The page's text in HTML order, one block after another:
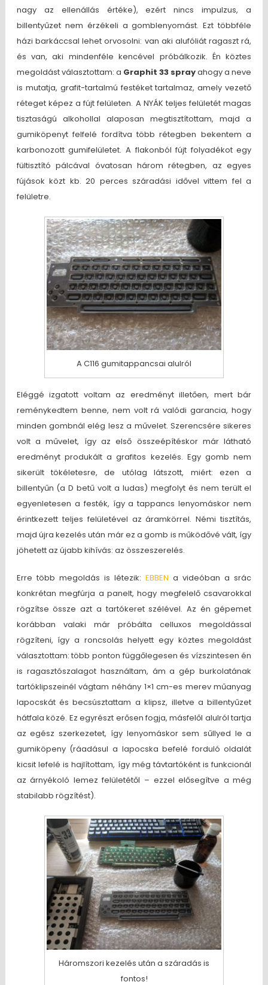
nagy az ellenállás értéke), ezért nincs impulzus, a
billentyűzet nem érzékeli a gomblenyomást. Ezt többféle
házi barkáccsal lehet orvosolni: van aki alufóliát ragaszt rá,
és van, aki mindenféle kencével próbálkozik. Én köztes
megoldást választottam: a Graphit 33 sprayahogy a neve
is mutatja, grafit-tartalmú festéket tartalmaz, amely vezető
réteget képez a fújt felületen. A NYÁK teljes felületét magas
tisztaságú alkohollal alaposan megtisztítottam, majd a
gumiköpenyt felfelé fordítva több rétegben bekentem a
karbonozott gumifelületet. A flakonból fújt folyadékot egy
fültisztító pálcával óvatosan három rétegben, az egyes
fújások közt kb. 20 perces száradási idővel vittem fel a
felületre.
A C116 gumitappancsai alulról
Eléggé izgatott voltam az eredményt illetően, mert bár
reménykedtem benne, nem volt rá valódi garancia, hogy
minden gombnál elég lesz a művelet. Szerencsére sikeres
volt a művelet, így az első összeépítéskor már látható
eredményt produkált a grafitos kezelés. Egy gomb nem
sikerült tökéletesre, de utólag látszott, miért: ezen a
billentyűn (a D betű volt a ludas) megfolyt és nem terült el
egyenletesen a festék, így a tappancs lenyomáskor nem
érintkezett teljes felületével az áramkörrel. Némi tisztítás,
majd újra kezelés után már ez a gomb is működővé vált, így
jöhetett az újabb kihívás: az összeszerelés.
Erre több megoldás is létezik:EBBEN a videóban a srác
konkrétan megfúrja a panelt, hogy megfelelő csavarokkal
rögzítse össze azt a tartókeret szélével. Az én gépemet
korábban valaki már próbálta celluxos megoldással
rögzíteni, így a roncsolás helyett egy köztes megoldást
választottam: több ponton függőlegesen és vízszintesen én
is ragasztószalagot használtam, ám a gép burkolatának
tartóklipszeinél vágtam néhány 1×1 cm-es merev műanyag
lapocskát és becsúsztattam a klipsz, illetve a billentyűzet
hátfala közé. Ez egyrészt erősen fogja, másfelől alulról tartja
az egész szerkezetet, így lenyomáskor sem sűllyed le a
gumiköpeny (ráadásul a lapocska befelé forduló oldalát
kicsit lefelé is hajlítottam, így még távtartóként is funkcionál
az árnyékoló lemez felületétől – ezzel elősegítve a még
stabilabb rögzítést).
Háromszori kezelés után a száradás is
fontos!